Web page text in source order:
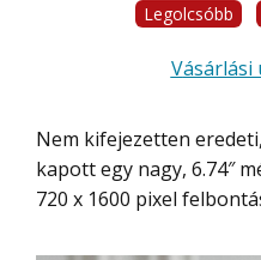
Legolcsóbb
Nem kifejezetten eredeti, de kellemes dizájnt
kapott egy nagy, 6.74″
720 x 1600 pixel